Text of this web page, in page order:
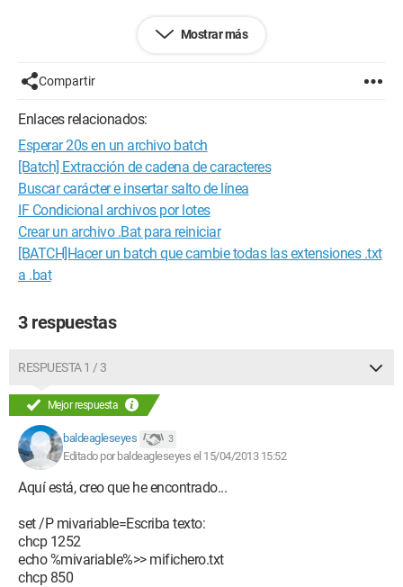
El problema es que si el usuario escribe caracteres
Gracias.
Mostrar más
Compartir
Enlaces relacionados:
Esperar 20s en un archivo batch
[Batch] Extracción de cadena de caracteres
Buscar carácter e insertar salto de línea
IF Condicional archivos por lotes
Crear un archivo .Bat para reiniciar
[BATCH]Hacer un batch que cambie todas las extensiones .txt
a .bat
3 respuestas
RESPUESTA 1 / 3
Mejor respuesta
baldeagleseyes 3
Editado por baldeagleseyes el 15/04/2013 15:52
Aquí está, creo que he encontrado...
set /P mivariable=Escriba texto:
chcp 1252
echo %mivariable%>> mifichero.txt
chcp 850